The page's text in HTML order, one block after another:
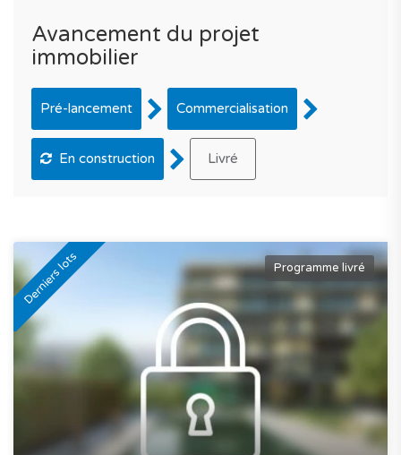
Avancement du projet
immobilier
Pré-lancement Commercialisation
En construction Livré
Derniers lots Programme livré